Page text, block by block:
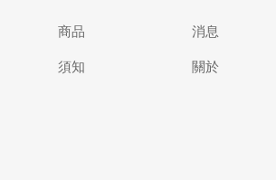
商品 消息
須知 關於